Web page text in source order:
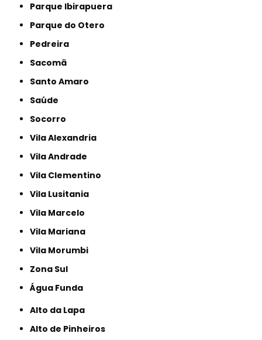
Parque Ibirapuera
Parque do Otero
Pedreira
Sacomã
Santo Amaro
Saúde
Socorro
Vila Alexandria
Vila Andrade
Vila Clementino
Vila Lusitania
Vila Marcelo
Vila Mariana
Vila Morumbi
Zona Sul
Água Funda
Alto da Lapa
Alto de Pinheiros